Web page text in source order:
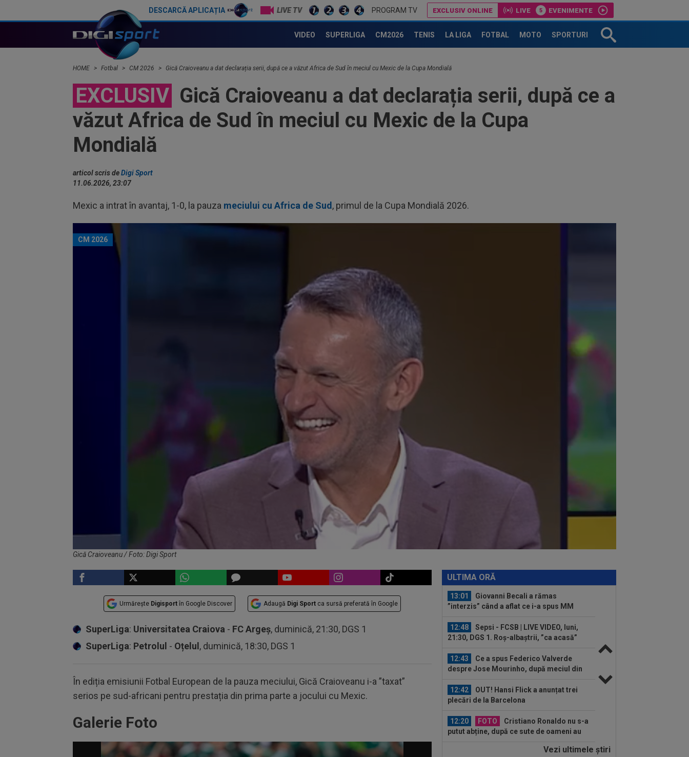
DESCARCĂ APLICAȚIA LIVE TV PROGRAM TV EXCLUSIV ONLINE LIVE EVENIMENTE
VIDEO SUPERLIGA CM2026 TENIS LA LIGA FOTBAL MOTO SPORTURI
HOME Fotbal CM 2026 Gică Craioveanu a dat declarația serii, după ce a văzut Africa de Sud în meciul cu Mexic de la Cupa Mondială
EXCLUSIV Gică Craioveanu a dat declarația serii, după ce a
văzut Africa de Sud în meciul cu Mexic de la Cupa
Mondială
articol scris deDigi Sport
11.06.2026, 23:07
Mexic a intrat în avantaj, 1-0, la pauza meciului cu Africa de Sud , primul de la Cupa Mondială 2026.
CM 2026
Gică Craioveanu / Foto: Digi Sport
Urmărește Digisport în Google Discover Adaugă Digi Sport ca sursă preferată în Google
SuperLiga: Universitatea Craiova - FC Argeș, duminică, 21:30, DGS 1
SuperLiga: Petrolul - Oțelul , duminică, 18:30, DGS 1
În ediția emisiunii Fotbal European de la pauza meciului, Gică Craioveanu i-a ”taxat”
serios pe sud-africani pentru prestația din prima parte a jocului cu Mexic.
Galerie Foto
ULTIMA ORĂ
FC Porto - Alverca, LIVE
VIDEO, 20:00, DGS 2. Benfica - Academico
Viseu, 22:30...
Universitatea Craiova - FC Argeș,
LIVE VIDEO, 21:30, DGS 1. Un jucător a
Metaloglobus, 16:30, pe Digi Sport 1.
în direct și a anunțat 3 transferuri la FC
lui Infantino? Comunicat vehement
13:01
Giovanni Becali a rămas
”interzis” când a aflat ce i-a spus MM
12:48
Sepsi - FCSB | LIVE VIDEO, luni,
21:30, DGS 1. Roș-albaștrii, ”ca acasă”
12:43
Ce a spus Federico Valverde
despre Jose Mourinho, după meciul din
12:42
OUT! Hansi Flick a anunțat trei
plecări de la Barcelona
12:20 FOTO
Cristiano Ronaldo nu s-a
putut abține, după ce sute de oameni au
FC Porto - Alverca, LIVE
Vezi ultimele ştiri